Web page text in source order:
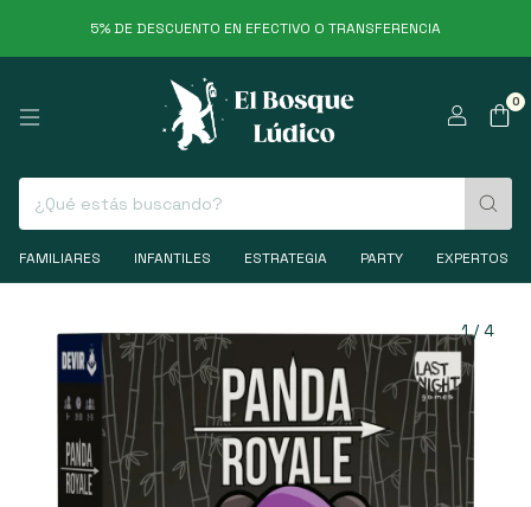
5% DE DESCUENTO EN EFECTIVO O TRANSFERENCIA
0
FAMILIARES INFANTILES ESTRATEGIA PARTY EXPERTOS
1/ 4